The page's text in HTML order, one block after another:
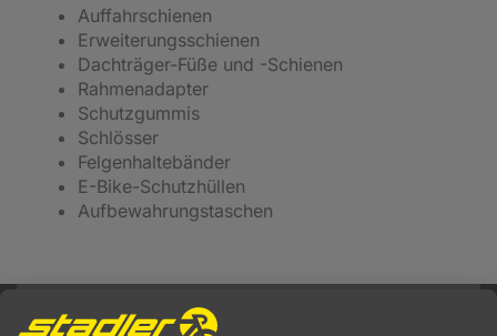
Auffahrschienen
Erweiterungsschienen
Dachträger-Füße und -Schienen
Rahmenadapter
Schutzgummis
Schlösser
Felgenhaltebänder
E-Bike-Schutzhüllen
Aufbewahrungstaschen
0%